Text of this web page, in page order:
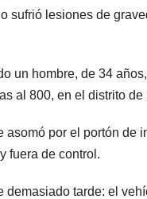
sufrió lesiones de
un hombre, de 34
al 800, en el distrito de
por el portón de
fuera de control.
tarde: el